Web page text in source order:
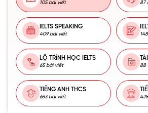
105 bài viết 87
IELTS SPEAKING
409 bài viết
LỘ TRÌNH HỌC IELTS
65 bài viết 88
TIẾNG ANH THCS
663 bài viết